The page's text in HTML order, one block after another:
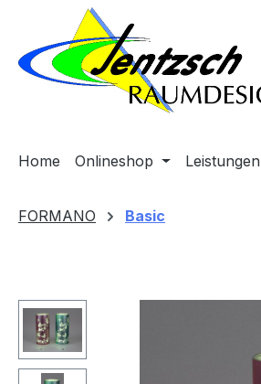
Hauptinhalt springen
Zur Suche springen
Zur Hauptnavigation springen
Home Onlineshop Leistungen
FORMANO
Basic
Bildergalerie überspringen